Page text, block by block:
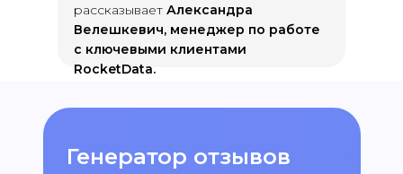
рассказывает Александра
Велешкевич, менеджер по работе
с ключевыми клиентами
RocketData.
Генератор отзывов